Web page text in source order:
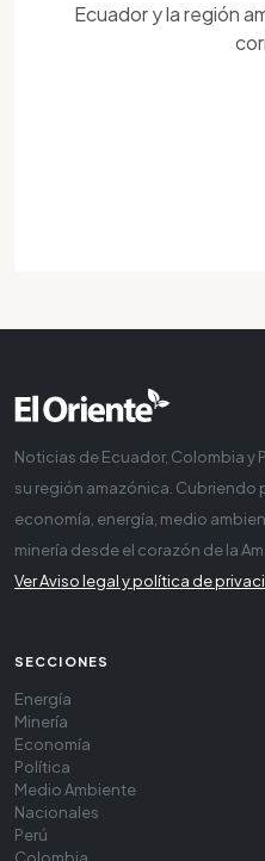
Ecuador y la región
Noticias de Ecuador, Colombia y
su región amazónica. Cubriendo
economía, energía, medio
minería desde el corazón de la
Ver Aviso legal y política de
SECCIONES
Energía
Minería
Economía
Política
Medio Ambiente
Nacionales
Perú